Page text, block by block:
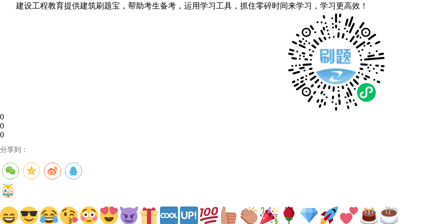
建设工程教育提供建筑刷题宝，帮助考生备考，运用学习工具，抓住零碎时间来学习，学习更高效！
0
0
0
分享到：